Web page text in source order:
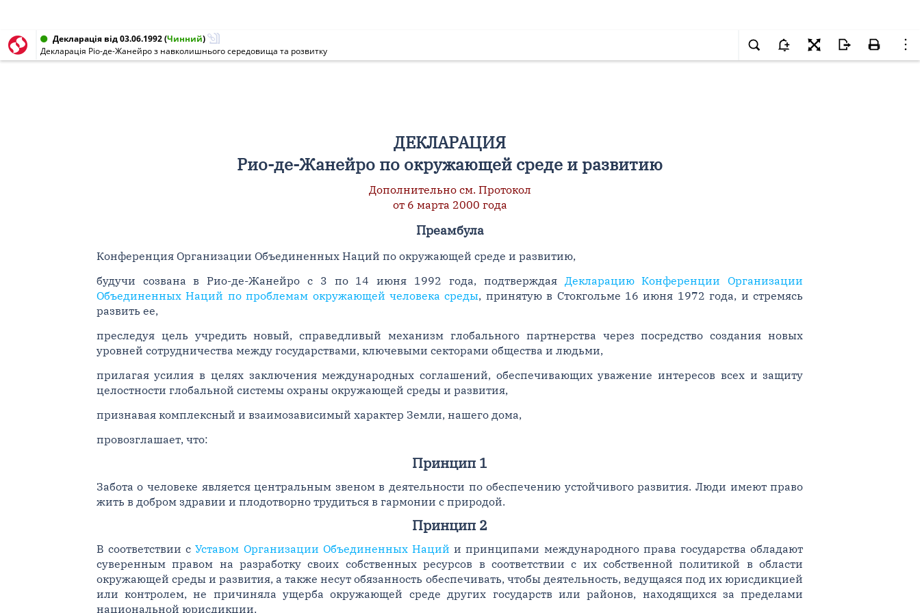
Декларація від 03.06.1992(Чинний)
Декларація Ріо-де-Жанейро з навколишнього середовища та розвитку
ДЕКЛАРАЦИЯ
Рио-де-Жанейро по окружающей среде и развитию
Дополнительно см. Протокол
от 6 марта 2000 года
Преамбула
Конференция Организации Объединенных Наций по окружающей среде и развитию,
будучи созвана в Рио-де-Жанейро с 3 по 14 июня 1992 года, подтверждая Декларацию Конференции Организации
Объединенных Наций по проблемам окружающей человека среды, принятую в Стокгольме 16 июня 1972 года, и стремясь
развить ее,
преследуя цель учредить новый, справедливый механизм глобального партнерства через посредство создания новых
уровней сотрудничества между государствами, ключевыми секторами общества и людьми,
прилагая усилия в целях заключения международных соглашений, обеспечивающих уважение интересов всех и защиту
целостности глобальной системы охраны окружающей среды и развития,
признавая комплексный и взаимозависимый характер Земли, нашего дома,
провозглашает, что:
Принцип 1
Забота о человеке является центральным звеном в деятельности по обеспечению устойчивого развития. Люди имеют право
жить в добром здравии и плодотворно трудиться в гармонии с природой.
Принцип 2
В соответствии сУставом Организации Объединенных Наций и принципами международного права государства обладают
суверенным правом на разработку своих собственных ресурсов в соответствии с их собственной политикой в области
окружающей среды и развития, а также несут обязанность обеспечивать, чтобы деятельность, ведущаяся под их юрисдикцией
или контролем, не причиняла ущерба окружающей среде других государств или районов, находящихся за пределами
национальной юрисдикции.